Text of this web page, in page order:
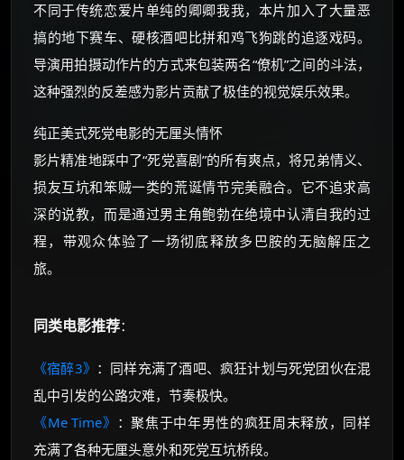
不同于传统恋爱片单纯的卿卿我我，本片加入了大量恶
搞的地下赛车、硬核酒吧比拼和鸡飞狗跳的追逐戏码。
导演用拍摄动作片的方式来包装两名“僚机”之间的斗法，
这种强烈的反差感为影片贡献了极佳的视觉娱乐效果。
纯正美式死党电影的无厘头情怀
影片精准地踩中了“死党喜剧”的所有爽点，将兄弟情义、
损友互坑和笨贼一类的荒诞情节完美融合。它不追求高
深的说教，而是通过男主角鲍勃在绝境中认清自我的过
程，带观众体验了一场彻底释放多巴胺的无脑解压之
旅。
同类电影推荐：
《宿醉3》 ：同样充满了酒吧、疯狂计划与死党团伙在混
乱中引发的公路灾难，节奏极快。
《Me Time》 ：聚焦于中年男性的疯狂周末释放，同样
充满了各种无厘头意外和死党互坑桥段。